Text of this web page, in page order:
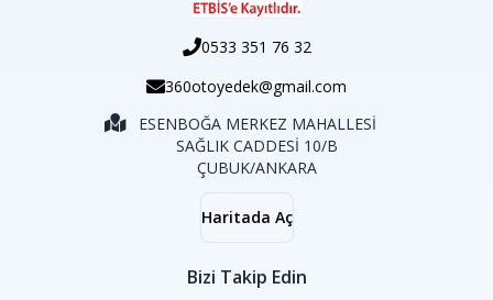
0533 351 76 32
360otoyedek@gmail.com
ESENBOĞA MERKEZ MAHALLESİ
SAĞLIK CADDESİ 10/B
ÇUBUK/ANKARA
Haritada Aç
Bizi Takip Edin